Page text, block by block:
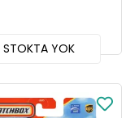
STOKTA YOK